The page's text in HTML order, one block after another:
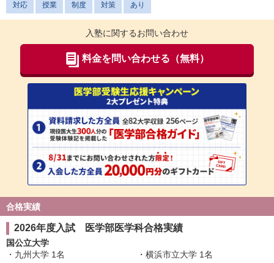
対応
授業
制度
対策
あり
入塾に関するお問い合わせ
料金を問い合わせる（無料）
合格実績
2026年度入試 医学部医学科合格実績
国公立大学
九州大学 1名
横浜市立大学 1名